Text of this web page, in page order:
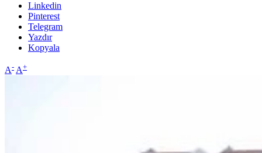
Linkedin
Pinterest
Telegram
Yazdır
Kopyala
A- A+